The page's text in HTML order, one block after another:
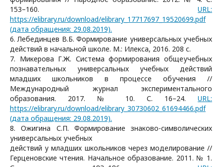
153–160. URL:
https://elibrary.ru/download/elibrary_17717697_19520699.pdf
(дата обращения: 29.08.2019).
6. Лебединцев В.Б. Формирование универсальных учебных
действий в начальной школе. М.: Илекса, 2016. 208 с.
7. Микерова Г.Ж. Система формирования общеучебных
познавательных универсальных учебных действий
младших школьников в процессе обучения //
Международный журнал экспериментального
образования. 2017. № 10. С. 16–24. URL:
https://elibrary.ru/download/elibrary_30730602_61694466.pdf
(дата обращения: 29.08.2019).
8. Ожигина С.П. Формирование знаково-символических
универсальных учебных
действий у младших школьников через моделирование //
Герценовские чтения. Начальное образование. 2011. № 1.